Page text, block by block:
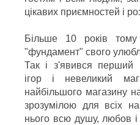
цікавих приємностей і
Більше 10 років
"фундамент" свого
Так і з'явився перший
ігор і невеликий
найбільшого магазину
зрозумілою для всіх
нього всю душу, любов і